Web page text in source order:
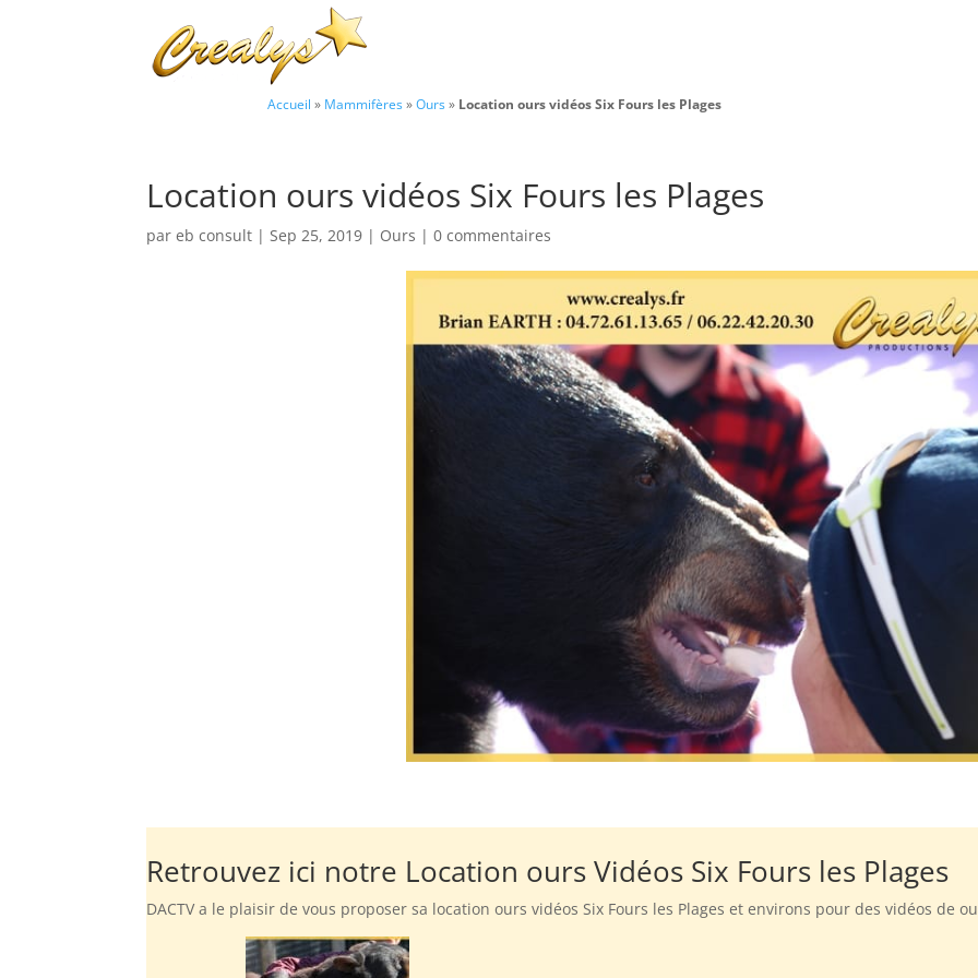
Accueil » Mammifères»Ours» Location ours vidéos Six Fours les Plages
Location ours vidéos Six Fours les Plages
pareb consult |Sep 25, 2019 | Ours |0 commentaires
Retrouvez ici notre Location ours Vidéos Six Fours les Plages
DACTV a le plaisir de vous proposer sa location ours vidéos Six Fours les Plages et environs pour des vidéos de